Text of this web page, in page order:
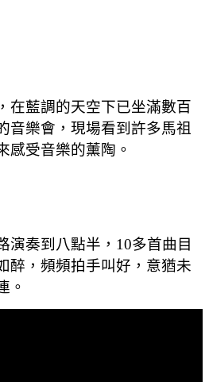
在藍調的天空下已坐滿數百
音樂會，現場看到許多馬祖
感受音樂的薰陶。
演奏到八點半，10多首曲目
醉，頻頻拍手叫好，意猶未
。